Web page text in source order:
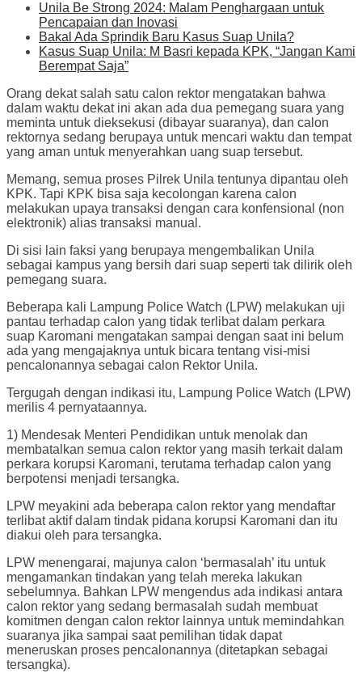
Unila Be Strong 2024: Malam Penghargaan untuk
Pencapaian dan Inovasi
Bakal Ada Sprindik Baru Kasus Suap Unila?
Kasus Suap Unila: M Basri kepada KPK, “Jangan Kami
Berempat Saja”
Orang dekat salah satu calon rektor mengatakan bahwa
dalam waktu dekat ini akan ada dua pemegang suara yang
meminta untuk dieksekusi (dibayar suaranya), dan calon
rektornya sedang berupaya untuk mencari waktu dan tempat
yang aman untuk menyerahkan uang suap tersebut.
Memang, semua proses Pilrek Unila tentunya dipantau oleh
KPK. Tapi KPK bisa saja kecolongan karena calon
melakukan upaya transaksi dengan cara konfensional (non
elektronik) alias transaksi manual.
Di sisi lain faksi yang berupaya mengembalikan Unila
sebagai kampus yang bersih dari suap seperti tak dilirik oleh
pemegang suara.
Beberapa kali Lampung Police Watch (LPW) melakukan uji
pantau terhadap calon yang tidak terlibat dalam perkara
suap Karomani mengatakan sampai dengan saat ini belum
ada yang mengajaknya untuk bicara tentang visi-misi
pencalonannya sebagai calon Rektor Unila.
Tergugah dengan indikasi itu, Lampung Police Watch (LPW)
merilis 4 pernyataannya.
1) Mendesak Menteri Pendidikan untuk menolak dan
membatalkan semua calon rektor yang masih terkait dalam
perkara korupsi Karomani, terutama terhadap calon yang
berpotensi menjadi tersangka.
LPW meyakini ada beberapa calon rektor yang mendaftar
terlibat aktif dalam tindak pidana korupsi Karomani dan itu
diakui oleh para tersangka.
LPW menengarai, majunya calon ‘bermasalah’ itu untuk
mengamankan tindakan yang telah mereka lakukan
sebelumnya. Bahkan LPW mengendus ada indikasi antara
calon rektor yang sedang bermasalah sudah membuat
komitmen dengan calon rektor lainnya untuk memindahkan
suaranya jika sampai saat pemilihan tidak dapat
meneruskan proses pencalonannya (ditetapkan sebagai
tersangka).